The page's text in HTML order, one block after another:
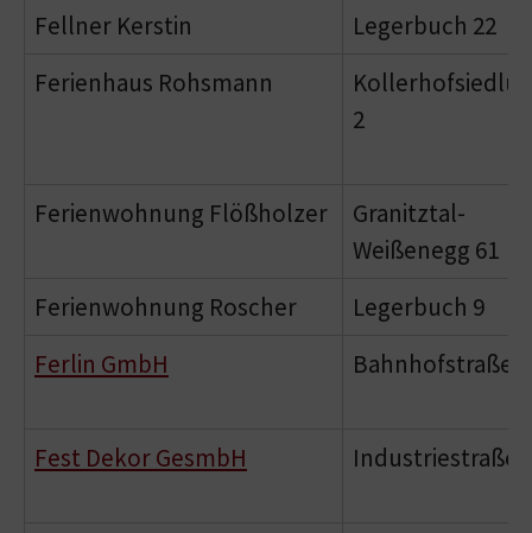
Fellner Kerstin
Legerbuch 22
Ferienhaus Rohsmann
2
Ferienwohnung Flößholzer
Granitztal-
Weißenegg 61
Ferienwohnung Roscher
Legerbuch 9
Ferlin GmbH
Bahnhofstraße 1
Fest Dekor GesmbH Industriestraße